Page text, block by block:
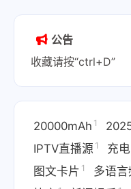
公告
收藏请按“ctrl+D”
20000mAh 1
IPTV直播源 1 充
图文卡片 1 多语言